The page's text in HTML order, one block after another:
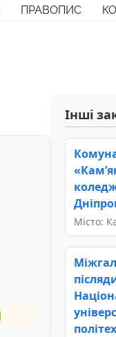
ПРАВОПИС
Інші
Місто: